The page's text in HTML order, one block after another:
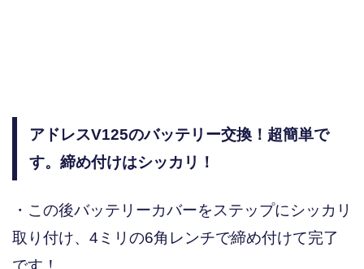
アドレスV125のバッテリー交換！超簡単で
す。締め付けはシッカリ！
・この後バッテリーカバーをステップにシッカリ
取り付け、4ミリの6角レンチで締め付けて完了
です！